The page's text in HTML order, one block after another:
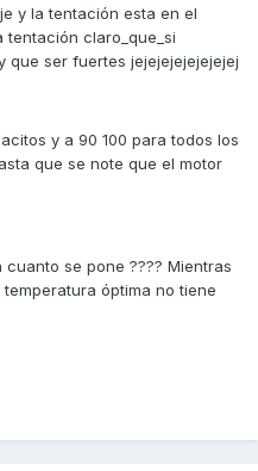
y la tentación esta en el
claro_que_si
que ser fuertes jejejejejejejejej
y a 90 100 para todos los
que se note que el motor
se pone ???? Mientras
óptima no tiene